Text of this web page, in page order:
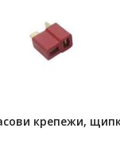
крепежи,